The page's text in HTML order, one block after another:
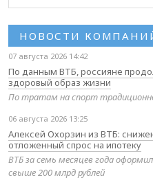
НОВОСТИ
07 августа 2026 14:42
По данным ВТБ, россияне
здоровый образ жизни
По тратам на спорт
06 августа 2026 13:25
Алексей Охорзин из ВТБ:
отложенный спрос на ипотеку
ВТБ за семь месяцев года
свыше 200 млрд рублей